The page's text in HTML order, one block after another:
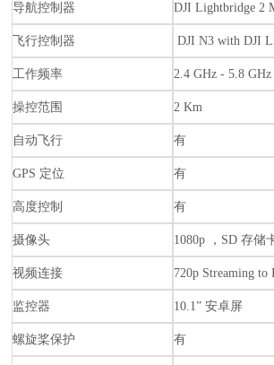
导航控制器 DJI Lightbridge 2
飞行控制器 DJI N3 with DJI
工作频率 2.4 GHz - 5.8 GHz
操控范围 2 Km
自动飞行 有
GPS 定位 有
高度控制 有
摄像头 1080p ，SD 存储
视频连接 720p Streaming to
监控器 10.1” 安卓屏
螺旋桨保护 有